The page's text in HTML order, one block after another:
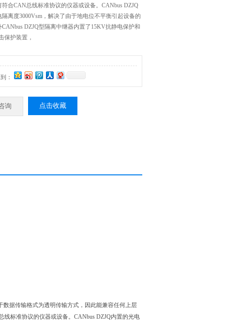
符合CAN总线标准协议的仪器或设备。CANbus DZJQ
隔离度3000Vsm，解决了由于地电位不平衡引起设备的
CANbus DZJQ型隔离中继器内置了15KV抗静电保护和
保护装置，
：
询 点击收藏
数据传输格式为透明传输方式，因此能兼容任何上层
标准协议的仪器或设备。CANbus DZJQ内置的光电